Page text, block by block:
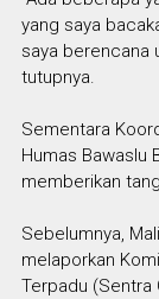
yang saya
saya berencana
tutupnya.
Sementara
Humas Bawaslu
memberikan
Sebelumnya,
melaporkan
Terpadu (Sentra